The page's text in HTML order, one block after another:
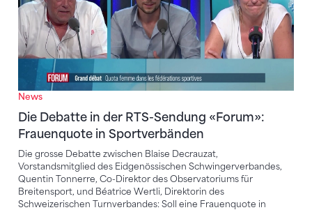
News
Die Debatte in der RTS-Sendung «Forum»:
Frauenquote in Sportverbänden
Die grosse Debatte zwischen Blaise Decrauzat,
Vorstandsmitglied des Eidgenössischen Schwingerverbandes,
Quentin Tonnerre, Co-Direktor des Observatoriums für
Breitensport, und Béatrice Wertli, Direktorin des
Schweizerischen Turnverbandes: Soll eine Frauenquote in